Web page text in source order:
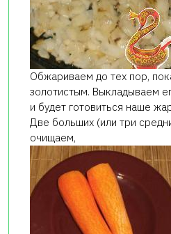
Обжариваем до тех пор,
золотистым. Выкладываем
и будет готовиться наше
Две больших (или три
очищаем,